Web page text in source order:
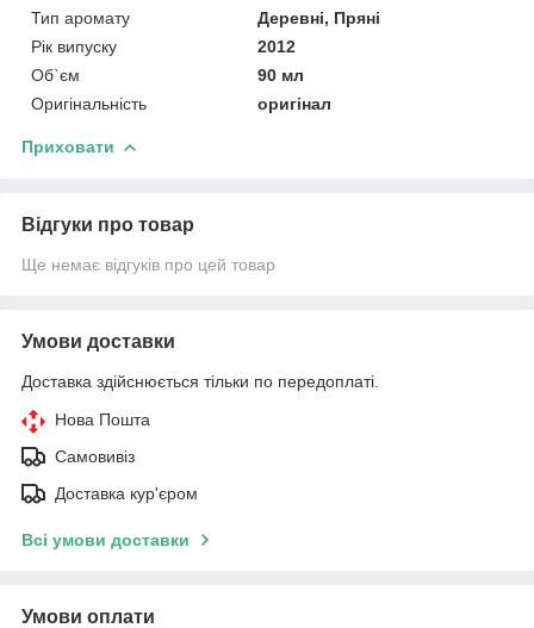
Тип аромату
Деревні, Пряні
Рік випуску
2012
Об`єм
90 мл
Оригінальність
оригінал
Приховати
Відгуки про товар
Ще немає відгуків про цей товар
Умови доставки
Доставка здійснюється тільки по передоплаті.
Нова Пошта
Самовивіз
Доставка кур'єром
Всі умови доставки
Умови оплати